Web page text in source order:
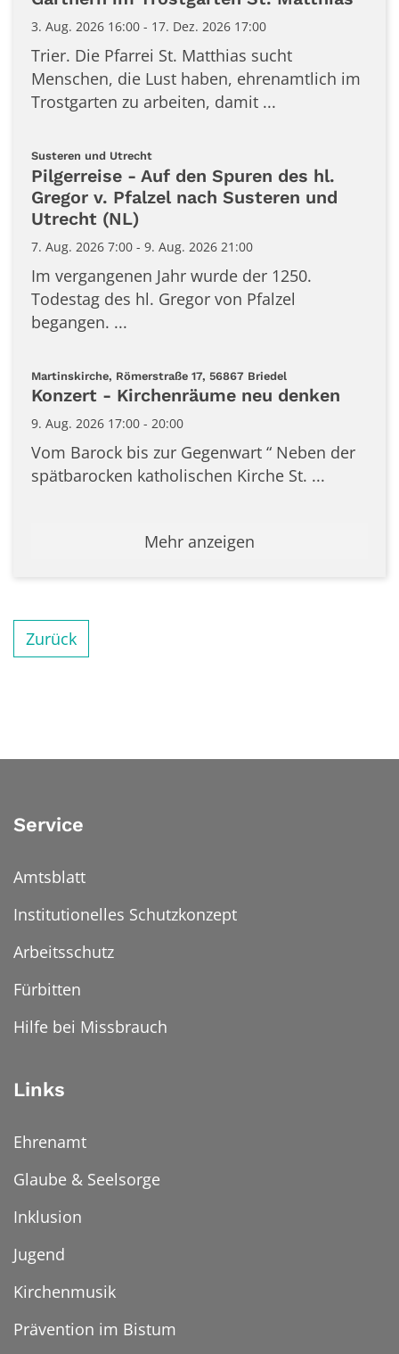
3. Aug. 2026 16:00 - 17. Dez. 2026 17:00
Trier. Die Pfarrei St. Matthias sucht
Menschen, die Lust haben, ehrenamtlich im
Trostgarten zu arbeiten, damit ...
Susteren und Utrecht:
Pilgerreise - Auf den Spuren des hl.
Gregor v. Pfalzel nach Susteren und
Utrecht (NL)
7. Aug. 2026 7:00 - 9. Aug. 2026 21:00
Im vergangenen Jahr wurde der 1250.
Todestag des hl. Gregor von Pfalzel
begangen. ...
Martinskirche, Römerstraße 17, 56867 Briedel
Konzert - Kirchenräume neu denken
9. Aug. 2026 17:00 - 20:00
Vom Barock bis zur Gegenwart “ Neben der
spätbarocken katholischen Kirche St. ...
Mehr anzeigen
Zurück
Service
Amtsblatt
Institutionelles Schutzkonzept
Arbeitsschutz
Fürbitten
Hilfe bei Missbrauch
Links
Ehrenamt
Glaube & Seelsorge
Inklusion
Jugend
Kirchenmusik
Prävention im Bistum